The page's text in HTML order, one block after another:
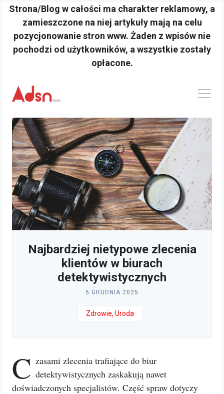
Strona/Blog w całości ma charakter reklamowy, a
zamieszczone na niej artykuły mają na celu
pozycjonowanie stron www. Żaden z wpisów nie
pochodzi od użytkowników, a wszystkie zostały
opłacone.
content
Najbardziej nietypowe zlecenia
klientów w biurach
detektywistycznych
5 GRUDNIA 2025
Zdrowie, Uroda
C zasami zlecenia trafiające do biur
detektywistycznych zaskakują nawet
doświadczonych specjalistów. Część spraw dotyczy